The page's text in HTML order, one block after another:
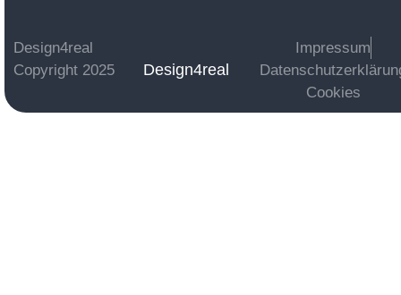
Design4real
Copyright 2025
Design4real
Impressum
Cookies